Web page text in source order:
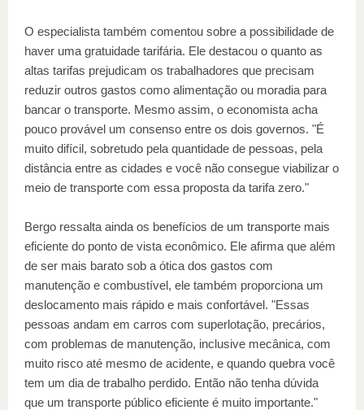
O especialista também comentou sobre a possibilidade de
haver uma gratuidade tarifária. Ele destacou o quanto as
altas tarifas prejudicam os trabalhadores que precisam
reduzir outros gastos como alimentação ou moradia para
bancar o transporte. Mesmo assim, o economista acha
pouco provável um consenso entre os dois governos. "É
muito difícil, sobretudo pela quantidade de pessoas, pela
distância entre as cidades e você não consegue viabilizar o
meio de transporte com essa proposta da tarifa zero."
Bergo ressalta ainda os benefícios de um transporte mais
eficiente do ponto de vista econômico. Ele afirma que além
de ser mais barato sob a ótica dos gastos com
manutenção e combustível, ele também proporciona um
deslocamento mais rápido e mais confortável. "Essas
pessoas andam em carros com superlotação, precários,
com problemas de manutenção, inclusive mecânica, com
muito risco até mesmo de acidente, e quando quebra você
tem um dia de trabalho perdido. Então não tenha dúvida
que um transporte público eficiente é muito importante."